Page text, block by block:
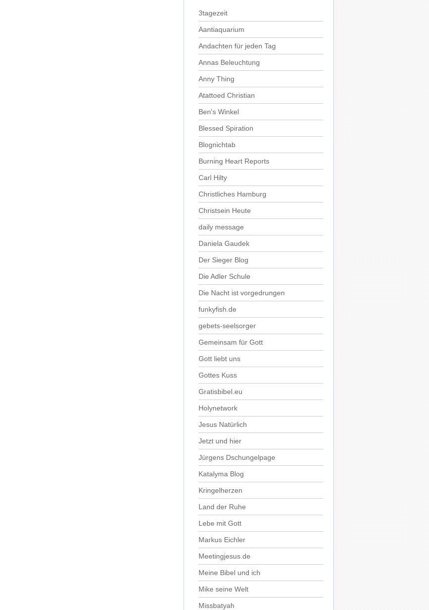
3tagezeit
Aantiaquarium
Andachten für jeden Tag
Annas Beleuchtung
Anny Thing
Atattoed Christian
Ben's Winkel
Blessed Spiration
Blognichtab
Burning Heart Reports
Carl Hilty
Christliches Hamburg
Christsein Heute
daily message
Daniela Gaudek
Der Sieger Blog
Die Adler Schule
Die Nacht ist vorgedrungen
funkyfish.de
gebets-seelsorger
Gemeinsam für Gott
Gott liebt uns
Gottes Kuss
Gratisbibel.eu
Holynetwork
Jesus Natürlich
Jetzt und hier
Jürgens Dschungelpage
Katalyma Blog
Kringelherzen
Land der Ruhe
Lebe mit Gott
Markus Eichler
Meetingjesus.de
Meine Bibel und ich
Mike seine Welt
Missbatyah